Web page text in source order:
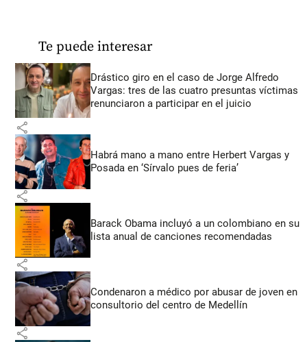
Te puede interesar
Drástico giro en el caso de Jorge Alfredo
Vargas: tres de las cuatro presuntas víctimas
renunciaron a participar en el juicio
share
Habrá mano a mano entre Herbert Vargas y
Posada en ‘Sírvalo pues de feria’
share
Barack Obama incluyó a un colombiano en su
lista anual de canciones recomendadas
share
Condenaron a médico por abusar de joven en
consultorio del centro de Medellín
share